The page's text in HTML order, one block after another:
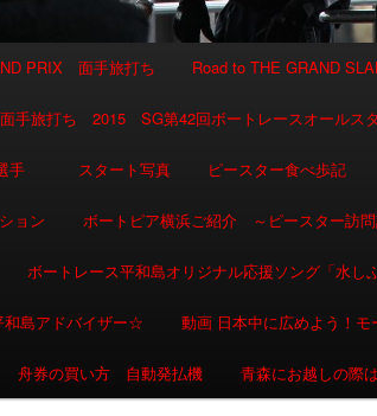
PRIX 面手旅打ち Road to THE GRAND
手旅打ち 2015 SG第42回ボートレースオールス
手 スタート写真 ピースター食べ歩記
ョン ボートピア横浜ご紹介 ～ピースター訪問
ボートレース平和島オリジナル応援ソング「水し
島アドバイザー☆ 動画 日本中に広めよう！
舟券の買い方 自動発払機 青森にお越しの際